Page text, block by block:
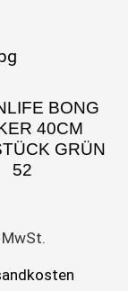
BONG
40CM
GRÜN
52